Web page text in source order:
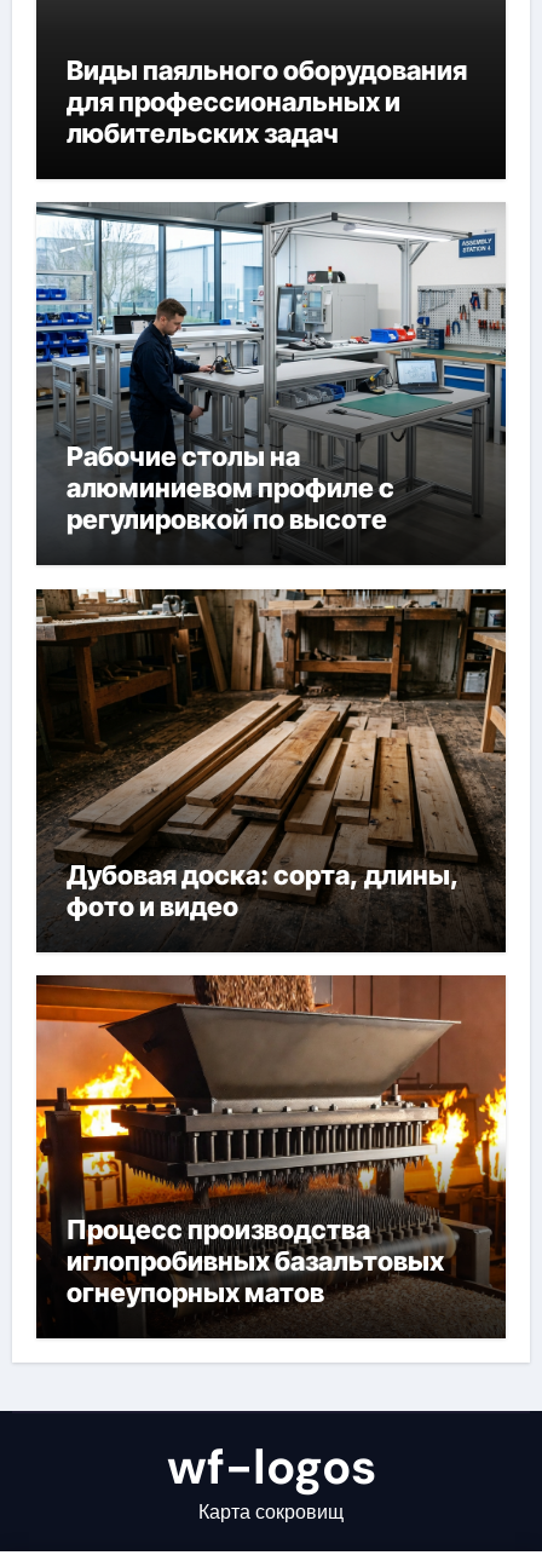
Виды паяльного оборудования
для профессиональных и
любительских задач
Рабочие столы на
алюминиевом профиле с
регулировкой по высоте
Дубовая доска: сорта, длины,
фото и видео
Процесс производства
иглопробивных базальтовых
огнеупорных матов
wf-logos
Карта сокровищ